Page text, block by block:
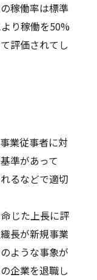
稼働率は標準
り稼働を50%
評価されてし
業従事者に対
準があって
るなどで適切
じた上長に評
長が新規事業
ような事象が
企業を退職し